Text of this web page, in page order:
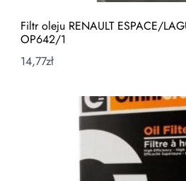
Filtr oleju RENAULT ESPACE/
OP642/1
14,77zł